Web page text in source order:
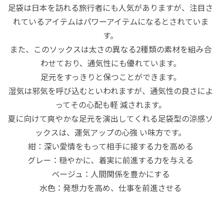
足袋は日本を訪れる旅行者にも人気がありますが、注目さ
れているアイテムはパワーアイテムになるとされていま
す。
また、このソックスは太さの異なる2種類の素材を組み合
わせており、通気性にも優れています。
足元をすっきりと保つことができます。
湿気は邪気を呼び込むといわれますが、通気性の良さによ
ってその心配も軽 減されます。
夏に向けて爽やかな足元を演出してくれる足袋型の涼感ソ
ックスは、運気アップの心強 い味方です。
紺：深い愛情をもって相手に接する力を高める
グレー：穏やかに、着実に前進する力を与える
ベージュ：人間関係を豊かにする
水色：発想力を高め、仕事を前進させる